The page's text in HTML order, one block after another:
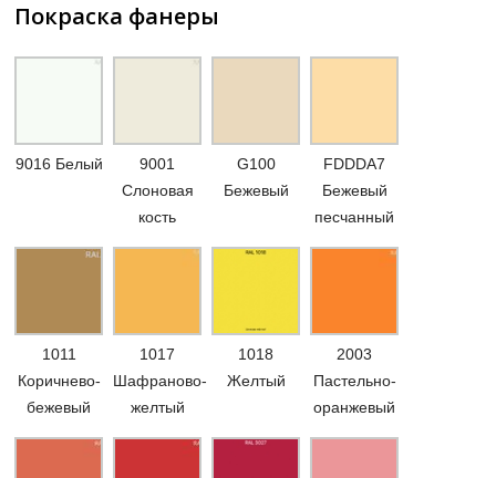
Покраска фанеры
9016 Белый
9001
Слоновая
кость
G100
Бежевый
FDDDA7
Бежевый
песчанный
1011
Коричнево-
бежевый
1017
Шафраново-
желтый
1018
Желтый
2003
Пастельно-
оранжевый